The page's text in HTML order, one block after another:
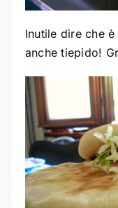
Inutile dire che
anche tiepido!